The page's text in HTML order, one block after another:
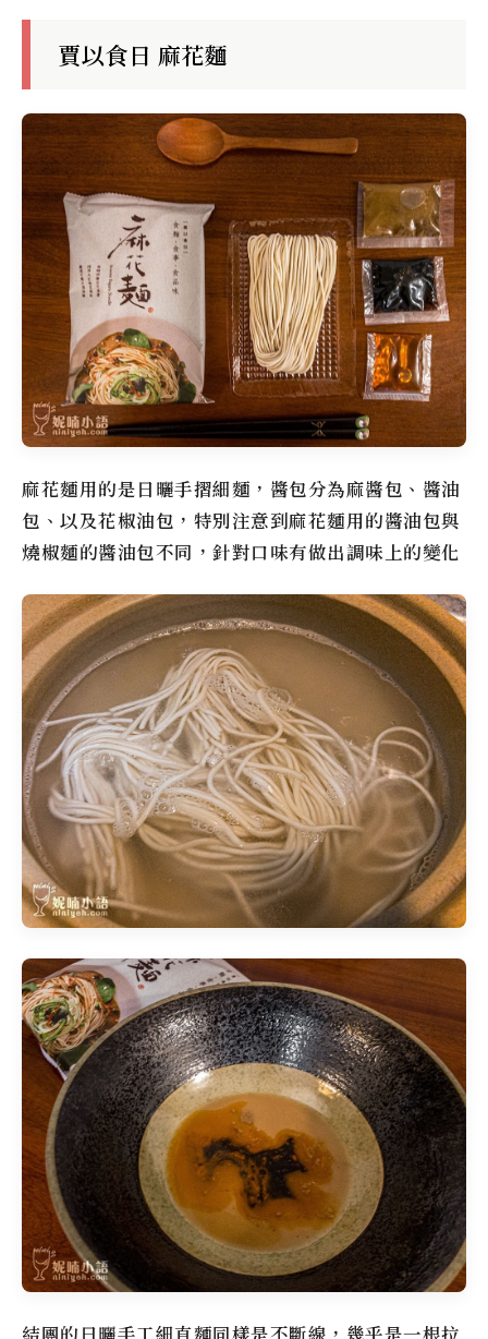
賈以食日 麻花麵
麻花麵用的是日曬手摺細麵，醬包分為麻醬包、醬油
包、以及花椒油包，特別注意到麻花麵用的醬油包與
燒椒麵的醬油包不同，針對口味有做出調味上的變化